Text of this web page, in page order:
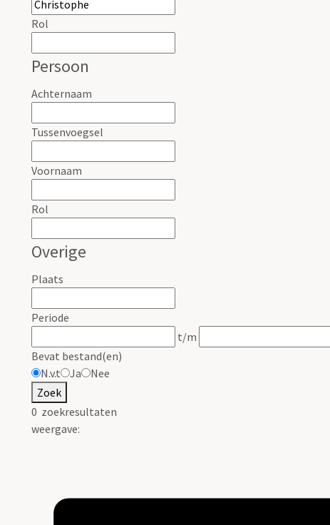
Rol
Persoon
Achternaam
Tussenvoegsel
Voornaam
Rol
Overige
Plaats
Periode
t/m
Bevat bestand(en)
N.v.t
Ja
Nee
Zoek
0 zoekresultaten
weergave: